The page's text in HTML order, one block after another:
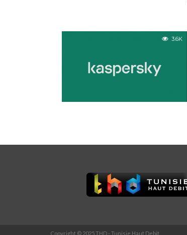
3.6K
Copyright © 2025 THD - Tunisie Haut Debit.